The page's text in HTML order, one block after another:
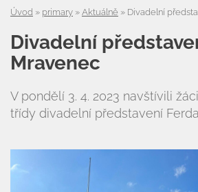
Organizace školního roku
Naše škola
Úvod » primary » Aktuálně » Divadelní
Divadelní
Mravenec
V pondělí 3. 4. 2023 navštívili
třídy divadelní představení